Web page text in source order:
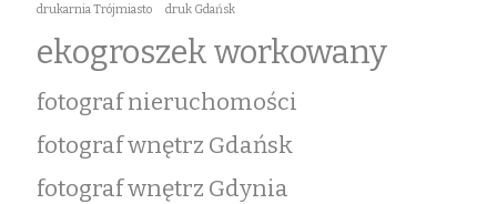
drukarnia Trójmiasto druk Gdańsk
ekogroszek workowany
fotograf nieruchomości
fotograf wnętrz Gdańsk
fotograf wnętrz Gdynia